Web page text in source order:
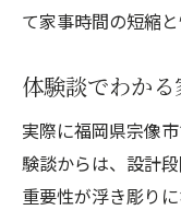
て家事時間の短縮
体験談でわか
実際に福岡県宗像
験談からは、設計
重要性が浮き彫り